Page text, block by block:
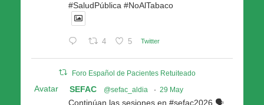
#SaludPública #NoAlTabaco
4 5 Twitter
Foro Español de Pacientes Retuiteado
Avatar SEFAC @sefac_aldia · 29 May
Continúan las sesiones en #sefac2026 🗣️